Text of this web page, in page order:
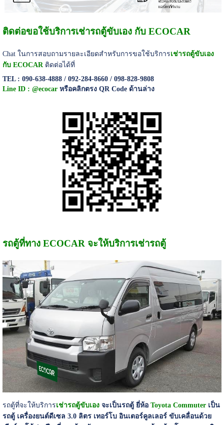
ติดต่อขอใช้บริการเช่ารถตู้ขับเอง กับ ECOCAR
Chat ในการสอบถามรายละเอียดสำหรับการขอใช้บริการเช่ารถตู้ขับเอง
กับ ECOCARติดต่อได้ที่
TEL : 090-638-4888 / 092-284-8660 / 098-828-9808
Line ID : @ecocarหรือคลิกตรง QR Code ด้านล่าง
รถตู้ที่ทาง ECOCAR จะให้บริการเช่ารถตู้
รถตู้ที่จะให้บริการเช่ารถตู้ขับเอง จะเป็นรถตู้ ยี่ห้อ Toyota Commuterเป็น
รถตู้ เครื่องยนต์ดีเซล 3.0 ลิตร เทอร์โบ อินเตอร์คูลเลอร์ ขับเคลื่อนด้วย